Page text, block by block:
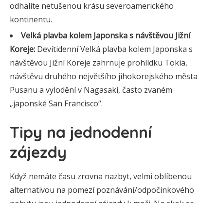
odhalíte netušenou krásu severoamerického
kontinentu.
Velká plavba kolem Japonska s návštěvou Jižní
Koreje: Devítidenní Velká plavba kolem Japonska s
návštěvou Jižní Koreje zahrnuje prohlídku Tokia,
návštěvu druhého největšího jihokorejského města
Pusanu a vylodění v Nagasaki, často zvaném
„japonské San Francisco“.
Tipy na jednodenní
zájezdy
Když nemáte času zrovna nazbyt, velmi oblíbenou
alternativou na pomezí poznávání/odpočinkového